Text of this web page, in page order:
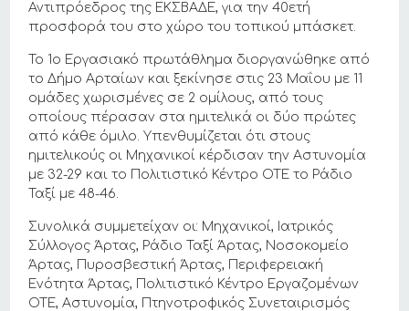
Αντιπρόεδρος της ΕΚΣΒΑΔΕ, για την 40ετή
προσφορά του στο χώρο του τοπικού μπάσκετ.
Το 1ο Εργασιακό πρωτάθλημα διοργανώθηκε από
το Δήμο Αρταίων και ξεκίνησε στις 23 Μαΐου με 11
ομάδες χωρισμένες σε 2 ομίλους, από τους
οποίους πέρασαν στα ημιτελικά οι δύο πρώτες
από κάθε όμιλο. Υπενθυμίζεται ότι στους
ημιτελικούς οι Μηχανικοί κέρδισαν την Αστυνομία
με 32-29 και το Πολιτιστικό Κέντρο ΟΤΕ το Ράδιο
Ταξί με 48-46.
Συνολικά συμμετείχαν οι: Μηχανικοί, Ιατρικός
Σύλλογος Άρτας, Ράδιο Ταξί Άρτας, Νοσοκομείο
Άρτας, Πυροσβεστική Άρτας, Περιφερειακή
Ενότητα Άρτας, Πολιτιστικό Κέντρο Εργαζομένων
ΟΤΕ, Αστυνομία, Πτηνοτροφικός Συνεταιρισμός